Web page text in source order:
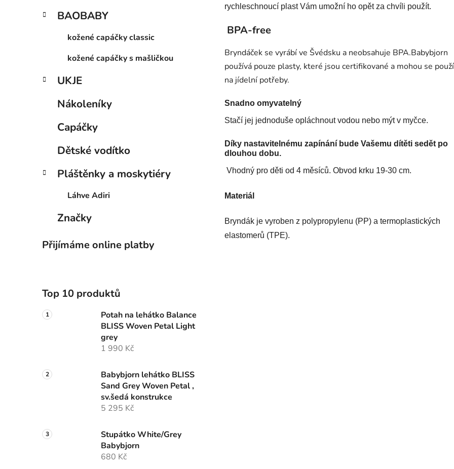
BAOBABY
kožené capáčky classic
kožené capáčky s mašličkou
UKJE
Nákoleníky
Capáčky
Dětské vodítko
Pláštěnky a moskytiéry
Láhve Adiri
Značky
Přijímáme online platby
Top 10 produktů
Potah na lehátko Balance
BLISS Woven Petal Light
grey
1 990 Kč
Babybjorn lehátko BLISS
Sand Grey Woven Petal ,
sv.šedá konstrukce
5 295 Kč
Stupátko White/Grey
Babybjorn
680 Kč
rychleschnoucí plast Vám umožní ho opět za chvíli použít.
BPA-free
Bryndáček se vyrábí ve Švédsku a neobsahuje BPA.Babybjorn
používá pouze plasty, které jsou certifikované a mohou se
na jídelní potřeby.
Snadno omyvatelný
Stačí jej jednoduše opláchnout vodou nebo mýt v myčce.
Díky nastavitelnému zapínání bude Vašemu dítěti sedět po
dlouhou dobu.
Vhodný pro děti od 4 měsíců. Obvod krku 19-30 cm.
Materiál
Bryndák je vyroben z polypropylenu (PP) a termoplastických
elastomerů (TPE).